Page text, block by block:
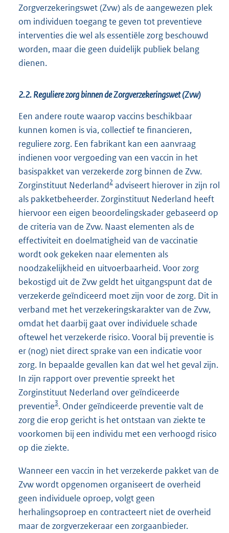
Zorgverzekeringswet (Zvw) als de aangewezen plek
om individuen toegang te geven tot preventieve
interventies die wel als essentiële zorg beschouwd
worden, maar die geen duidelijk publiek belang
dienen.
2.2. Reguliere zorg binnen de Zorgverzekeringswet (Zvw)
Een andere route waarop vaccins beschikbaar
kunnen komen is via, collectief te financieren,
reguliere zorg. Een fabrikant kan een aanvraag
indienen voor vergoeding van een vaccin in het
basispakket van verzekerde zorg binnen de Zvw.
Zorginstituut Nederland2 adviseert hierover in zijn rol
als pakketbeheerder. Zorginstituut Nederland heeft
hiervoor een eigen beoordelingskader gebaseerd op
de criteria van de Zvw. Naast elementen als de
effectiviteit en doelmatigheid van de vaccinatie
wordt ook gekeken naar elementen als
noodzakelijkheid en uitvoerbaarheid. Voor zorg
bekostigd uit de Zvw geldt het uitgangspunt dat de
verzekerde geïndiceerd moet zijn voor de zorg. Dit in
verband met het verzekeringskarakter van de Zvw,
omdat het daarbij gaat over individuele schade
oftewel het verzekerde risico. Vooral bij preventie is
er (nog) niet direct sprake van een indicatie voor
zorg. In bepaalde gevallen kan dat wel het geval zijn.
In zijn rapport over preventie spreekt het
Zorginstituut Nederland over geïndiceerde
preventie3. Onder geïndiceerde preventie valt de
zorg die erop gericht is het ontstaan van ziekte te
voorkomen bij een individu met een verhoogd risico
op die ziekte.
Wanneer een vaccin in het verzekerde pakket van de
Zvw wordt opgenomen organiseert de overheid
geen individuele oproep, volgt geen
herhalingsoproep en contracteert niet de overheid
maar de zorgverzekeraar een zorgaanbieder.